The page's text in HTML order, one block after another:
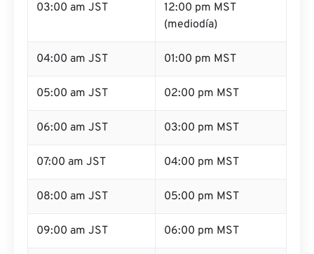
03:00 am JST
12:00 pm MST
(mediodía)
04:00 am JST 01:00 pm MST
05:00 am JST 02:00 pm MST
06:00 am JST 03:00 pm MST
07:00 am JST 04:00 pm MST
08:00 am JST 05:00 pm MST
09:00 am JST 06:00 pm MST